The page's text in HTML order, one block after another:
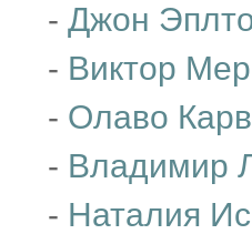
- Джон
- Виктор
- Олаво
- Владимир
- Наталия